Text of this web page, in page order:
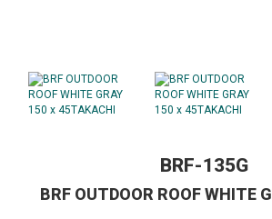
BRF-135G
BRF OUTDOOR ROOF WHITE